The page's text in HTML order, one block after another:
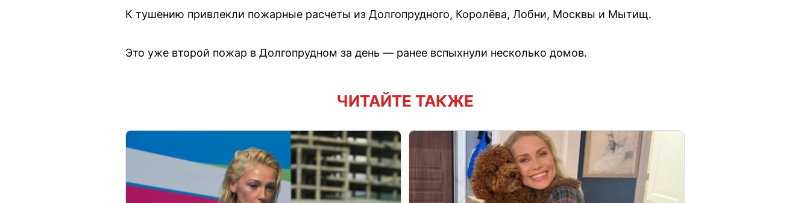
К тушению привлекли пожарные расчеты из Долгопрудного, Королёва, Лобни, Москвы и Мытищ.
Это уже второй пожар в Долгопрудном за день — ранее вспыхнули несколько домов.
ЧИТАЙТЕ ТАКЖЕ